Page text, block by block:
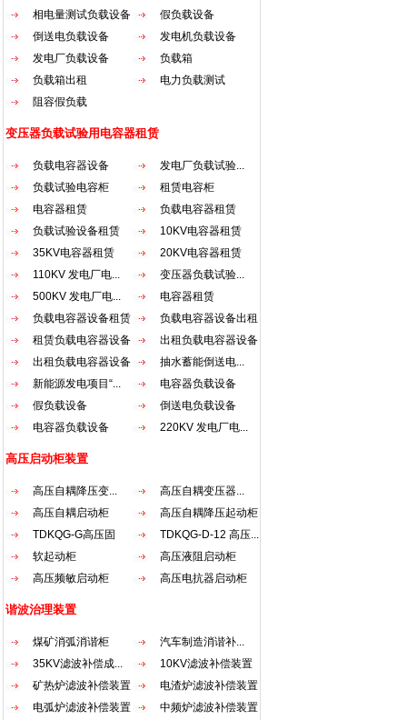
相电量测试负载设备
假负载设备
倒送电负载设备
发电机负载设备
发电厂负载设备
负载箱
负载箱出租
电力负载测试
阻容假负载
变压器负载试验用电容器租赁
负载电容器设备
发电厂负载试验...
负载试验电容柜
租赁电容柜
电容器租赁
负载电容器租赁
负载试验设备租赁
10KV电容器租赁
35KV电容器租赁
20KV电容器租赁
110KV 发电厂电...
变压器负载试验...
500KV 发电厂电...
电容器租赁
负载电容器设备租赁
负载电容器设备出租
租赁负载电容器设备
出租负载电容器设备
出租负载电容器设备
抽水蓄能倒送电...
新能源发电项目“...
电容器负载设备
假负载设备
倒送电负载设备
电容器负载设备
220KV 发电厂电...
高压启动柜装置
高压自耦降压变...
高压自耦变压器...
高压自耦启动柜
高压自耦降压起动柜
TDKQG-G高压固
态...
TDKQG-D-12 高压...
软起动柜
高压液阻启动柜
高压频敏启动柜
高压电抗器启动柜
谐波治理装置
煤矿消弧消谐柜
汽车制造消谐补...
35KV滤波补偿成...
10KV滤波补偿装置
矿热炉滤波补偿装置
电渣炉滤波补偿装置
电弧炉滤波补偿装置
中频炉滤波补偿装置